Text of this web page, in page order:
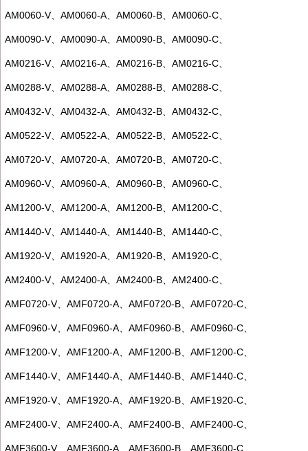
AM0060-V、 AM0060-A AM0060-B AM0060-C
AM0090-V、 AM0090-A AM0090-B AM0090-C
AM0216-V、 AM0216-A AM0216-B AM0216-C
AM0288-V、 AM0288-A AM0288-B AM0288-C
AM0432-V、 AM0432-A AM0432-B AM0432-C
AM0522-V、 AM0522-A AM0522-B AM0522-C
AM0720-V、 AM0720-A AM0720-B AM0720-C
AM0960-V、 AM0960-A AM0960-B AM0960-C
AM1200-V、 AM1200-A AM1200-B AM1200-C
AM1440-V、 AM1440-A AM1440-B AM1440-C
AM1920-V、 AM1920-A AM1920-B AM1920-C
AM2400-V、 AM2400-A AM2400-B AM2400-C
AMF0720-V、 AMF0720-A AMF0720-B AMF0720-C
AMF0960-V、 AMF0960-A AMF0960-B AMF0960-C
AMF1200-V、 AMF1200-A AMF1200-B AMF1200-C
AMF1440-V、 AMF1440-A AMF1440-B AMF1440-C
AMF1920-V、 AMF1920-A AMF1920-B AMF1920-C
AMF2400-V、 AMF2400-A AMF2400-B AMF2400-C
AMF3600-V、 AMF3600-A AMF3600-B AMF3600-C